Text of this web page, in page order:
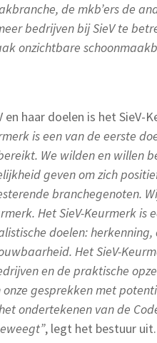
de mkb’ers de
bedrijven bij SieV te
onzichtbare
en haar doelen is het SieV-
is een van de eerste
We wilden en willen
geven om zich
branchegenoten.
Het SieV-Keurmerk is
doelen: herkenning,
Het SieV-
en de praktische
gesprekken met
ondertekenen van de
, legt het bestuur uit.